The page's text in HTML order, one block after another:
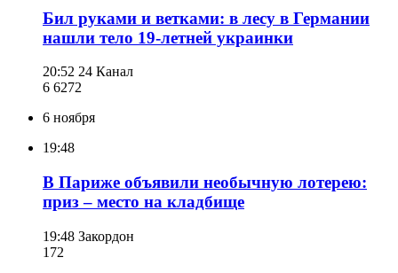
Бил руками и ветками: в лесу в Германии
нашли тело 19-летней украинки
20:52 24 Канал
6 6272
6 ноября
19:48
В Париже объявили необычную лотерею:
приз – место на кладбище
19:48 Закордон
172